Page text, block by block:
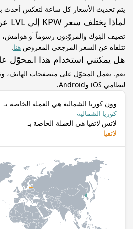
يتم تحديث الأسعار كل ساعة لتعكس أحدث
لماذا يختلف سعر KPW إلى LVL عن سعر البنك؟
تضيف البنوك والمزوّدون رسوماً أو هوامش،
تتلقاه عن السعر المرجعي المعروض هنا.
هل يمكنني استخدام هذا المحوّل
نعم. يعمل المحوّل على متصفحات الهاتف،
لنظامي iOS وAndroid.
وون كوريا الشمالية هي العملة الخاصة بـ
كوريا الشمالية
لاتس لاتفيا هي العملة الخاصة بـ
لاتفيا